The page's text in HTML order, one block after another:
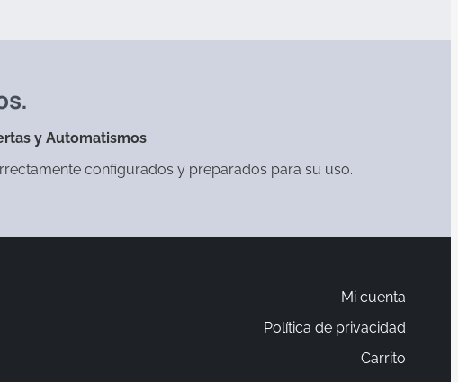
y Automatismos.
configurados y preparados para su uso.
Mi cuenta
Política de privacidad
Carrito